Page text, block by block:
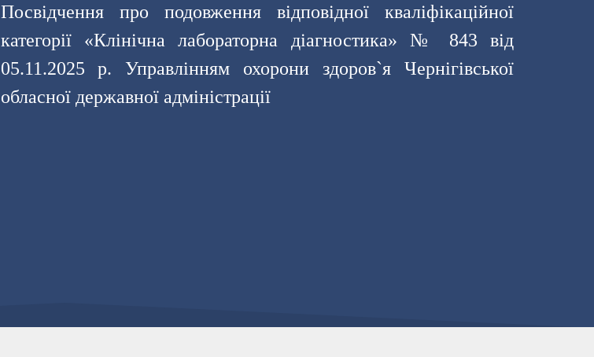
Посвідчення про подовження відповідної кваліфікаційної
категорії «Клінічна лабораторна діагностика» № 843 від
05.11.2025 р. Управлінням охорони здоров`я Чернігівської
обласної державної адміністрації